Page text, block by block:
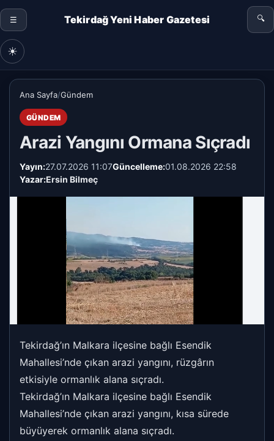
☰ Tekirdağ Yeni Haber Gazetesi 🔍
☀
Ana Sayfa/Gündem
GÜNDEM
Arazi Yangını Ormana Sıçradı
Yayın:27.07.2026 11:07Güncelleme:01.08.2026 22:58
Yazar:Ersin Bilmeç
Tekirdağ’ın Malkara ilçesine bağlı Esendik
Mahallesi’nde çıkan arazi yangını, rüzgârın
etkisiyle ormanlık alana sıçradı.
Tekirdağ’ın Malkara ilçesine bağlı Esendik
Mahallesi’nde çıkan arazi yangını, kısa sürede
büyüyerek ormanlık alana sıçradı.